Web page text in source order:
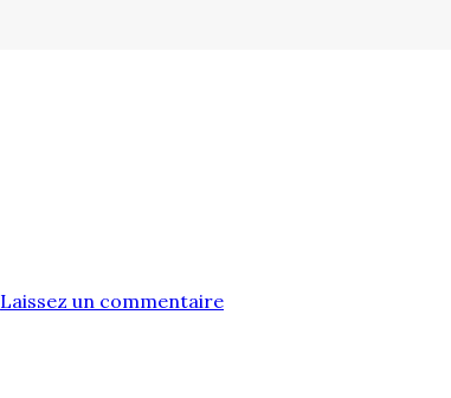
Laissez un commentaire